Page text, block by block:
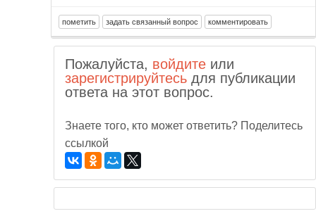
Пожалуйста, войдите или
зарегистрируйтесь для публикации
ответа на этот вопрос.
Знаете того, кто может ответить? Поделитесь
ссылкой